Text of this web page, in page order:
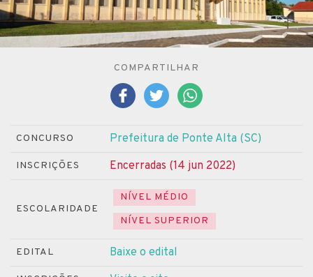
COMPARTILHAR
CONCURSO Prefeitura de Ponte Alta (SC)
INSCRIÇÕES Encerradas (14 jun 2022)
ESCOLARIDADE
NÍVEL MÉDIO
NÍVEL SUPERIOR
EDITAL Baixe o edital